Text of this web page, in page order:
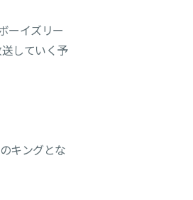
ーイズリー
送していく予
キングとな